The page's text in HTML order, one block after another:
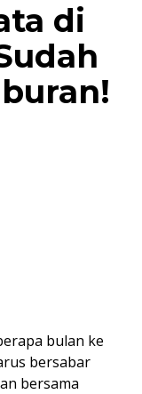
di
bulan ke
bersabar
bersama